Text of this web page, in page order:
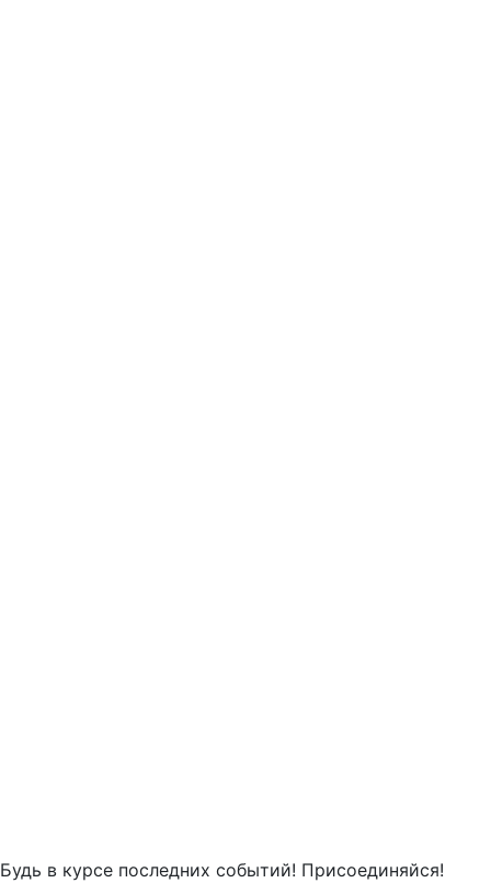
Будь в курсе последних событий! Присоединяйся!